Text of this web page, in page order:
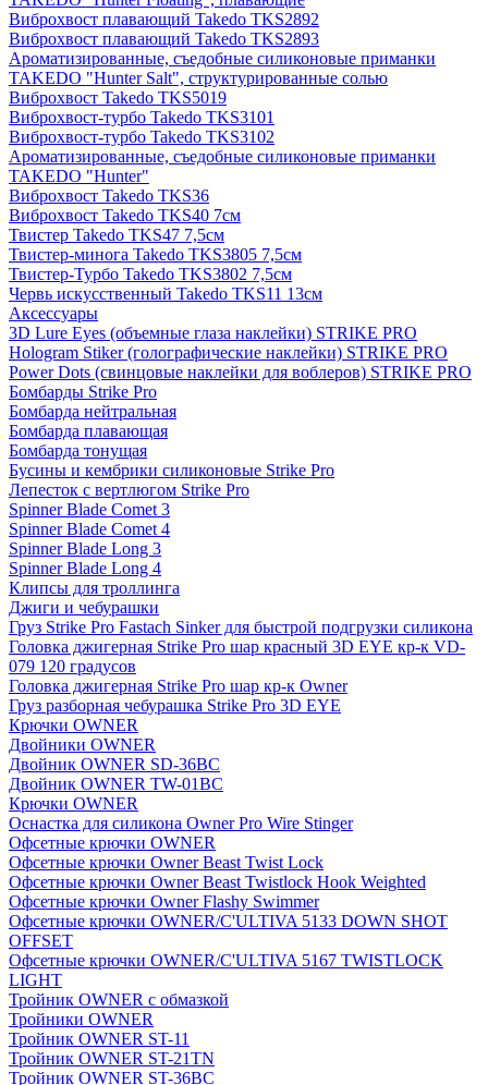
Виброхвост плавающий Takedo TKS2892
Виброхвост плавающий Takedo TKS2893
Ароматизированные, съедобные силиконовые приманки
TAKEDO "Hunter Salt", структурированные солью
Виброхвост Takedo TKS5019
Виброхвост-турбо Takedo TKS3101
Виброхвост-турбо Takedo TKS3102
Ароматизированные, съедобные силиконовые приманки
TAKEDO "Hunter"
Виброхвост Takedo TKS36
Виброхвост Takedo TKS40 7см
Твистер Takedo TKS47 7,5см
Твистер-минога Takedo TKS3805 7,5см
Твистер-Турбо Takedo TKS3802 7,5см
Червь искусственный Takedo TKS11 13см
Аксессуары
3D Lure Eyes (объемные глаза наклейки) STRIKE PRO
Hologram Stiker (голографические наклейки) STRIKE PRO
Power Dots (свинцовые наклейки для воблеров) STRIKE PRO
Бомбарды Strike Pro
Бомбарда нейтральная
Бомбарда плавающая
Бомбарда тонущая
Бусины и кембрики силиконовые Strike Pro
Лепесток с вертлюгом Strike Pro
Spinner Blade Comet 3
Spinner Blade Comet 4
Spinner Blade Long 3
Spinner Blade Long 4
Клипсы для троллинга
Джиги и чебурашки
Груз Strike Pro Fastach Sinker для быстрой подгрузки силикона
Головка джигерная Strike Pro шар красный 3D EYE кр-к VD-
079 120 градусов
Головка джигерная Strike Pro шар кр-к Owner
Груз разборная чебурашка Strike Pro 3D EYE
Крючки OWNER
Двойники OWNER
Двойник OWNER SD-36BC
Двойник OWNER TW-01BC
Крючки OWNER
Оснастка для силикона Owner Pro Wire Stinger
Офсетные крючки OWNER
Офсетные крючки Owner Beast Twist Lock
Офсетные крючки Owner Beast Twistlock Hook Weighted
Офсетные крючки Owner Flashy Swimmer
Офсетные крючки OWNER/C'ULTIVA 5133 DOWN SHOT
OFFSET
Офсетные крючки OWNER/C'ULTIVA 5167 TWISTLOCK
LIGHT
Тройник OWNER с обмазкой
Тройники OWNER
Тройник OWNER ST-11
Тройник OWNER ST-21TN
Тройник OWNER ST-36BC